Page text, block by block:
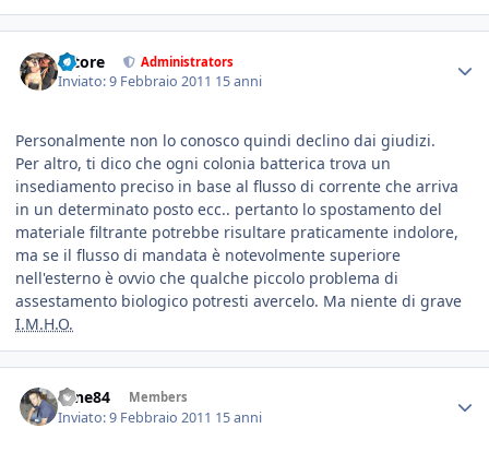
tatore Administrators
Inviato:9 Febbraio 2011 15 anni
Personalmente non lo conosco quindi declino dai giudizi.
Per altro, ti dico che ogni colonia batterica trova un
insediamento preciso in base al flusso di corrente che arriva
in un determinato posto ecc.. pertanto lo spostamento del
materiale filtrante potrebbe risultare praticamente indolore,
ma se il flusso di mandata è notevolmente superiore
nell'esterno è ovvio che qualche piccolo problema di
assestamento biologico potresti avercelo. Ma niente di grave
I.M.H.O.
sane84 Members
Inviato:9 Febbraio 2011 15 anni